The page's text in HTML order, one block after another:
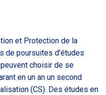
et Protection de la
de poursuites d’études
choisir de se
en un an un second
(CS). Des études en